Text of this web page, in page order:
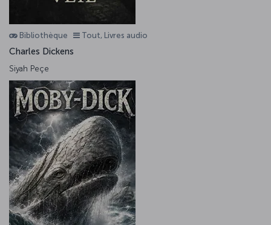
Bibliothèque Tout, Livres audio
Charles Dickens
Siyah Peçe